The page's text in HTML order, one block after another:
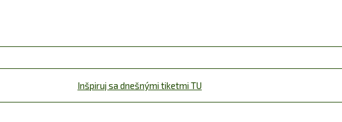
Inšpiruj sa dnešnými tiketmi TU